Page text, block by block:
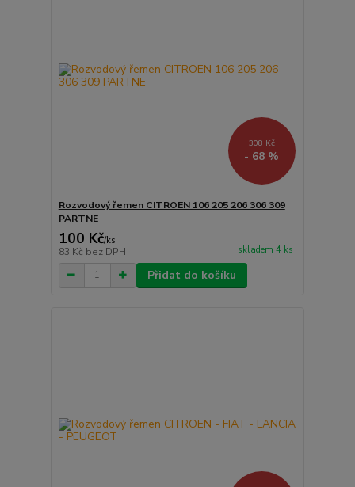
308 Kč
- 68 %
Rozvodový řemen CITROEN 106 205 206 306 309
PARTNE
100 Kč/ks
83 Kč bez DPH skladem 4 ks
Přidat do košíku